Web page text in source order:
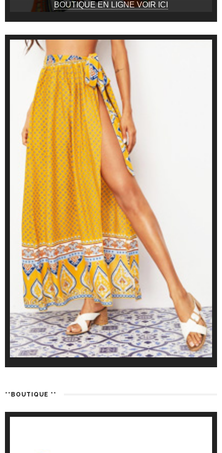
BOUTIQUE EN LIGNE VOIR ICI
**BOUTIQUE **